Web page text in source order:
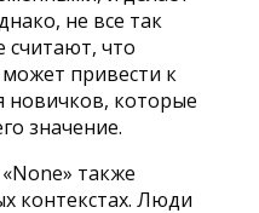
не все так
считают, что
привести к
новичков, которые
значение.
также
контекстах. Люди